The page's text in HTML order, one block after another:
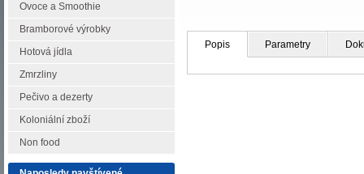
Ovoce a Smoothie
Bramborové výrobky
Hotová jídla
Zmrzliny
Pečivo a dezerty
Koloniální zboží
Non food
Popis Parametry